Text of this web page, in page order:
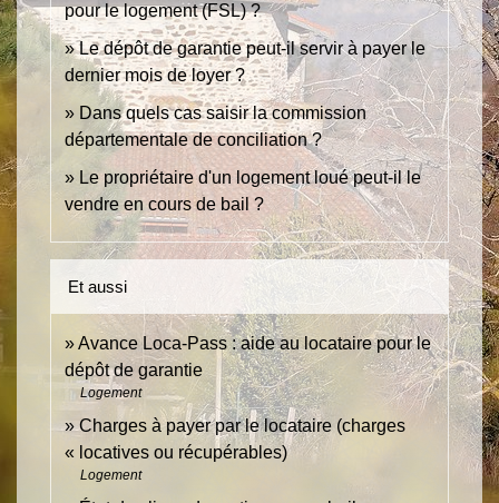
pour le logement (FSL) ?
Le dépôt de garantie peut-il servir à payer le
dernier mois de loyer ?
Dans quels cas saisir la commission
départementale de conciliation ?
Le propriétaire d'un logement loué peut-il le
vendre en cours de bail ?
Et aussi
Avance Loca-Pass : aide au locataire pour le
dépôt de garantie
Logement
Charges à payer par le locataire (charges
« locatives ou récupérables)
Logement